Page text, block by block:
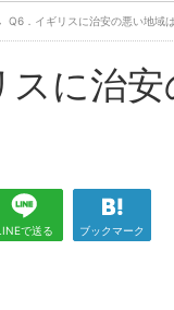
出発準備
Q6．イギリスに治安の悪い地域
に治
で送る ブックマーク